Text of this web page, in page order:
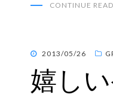
CONTINUE
POSTED
2013/05/26
嬉し